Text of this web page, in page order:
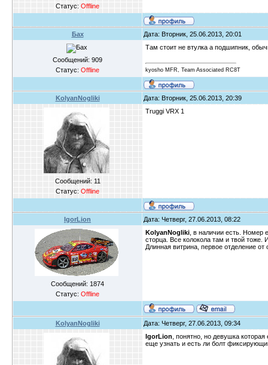
Статус: Offline
Бах Дата: Вторник, 25.06.2013, 20:01
Сообщений: 909
Статус: Offline
Там стоит не втулка а подшипник,
kyosho MFR, Team Associated RC8T
KolyanNogliki Дата: Вторник, 25.06.2013, 20:39
Сообщений: 11
Статус: Offline
Truggi VRX 1
IgorLion Дата: Четверг, 27.06.2013, 08:22
Сообщений: 1874
Статус: Offline
KolyanNogliki , в наличии есть. Номер
сторца. Все колокола там и твой
Длинная витрина, первое отделение от
KolyanNogliki Дата: Четверг, 27.06.2013, 09:34
IgorLion , понятно, но девушка
еще узнать и есть ли болт